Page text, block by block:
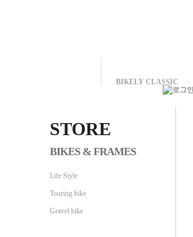
BIKELY CLASSIC
STORE
BIKES & FRAMES
Life Style
Touring bike
Gravel bike